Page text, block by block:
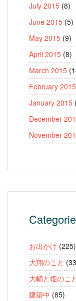
July 2015 (8)
June 2015 (5)
May 2015 (9)
April 2015 (8)
March 2015
February 2015
January 2015
December
November
お出かけ (225)
大翔のこと
大輔と姫のこと
建築中 (85)